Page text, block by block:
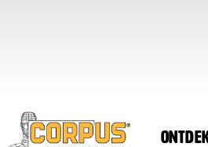
Ontdek